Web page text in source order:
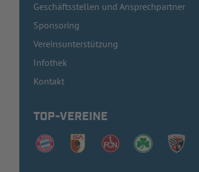
Geschäftsstellen und Ansprechpartner
Sponsoring
Vereinsunterstützung
Infothek
Kontakt
TOP-VEREINE